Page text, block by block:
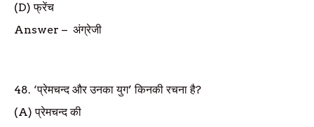
(D)फ्रेंच
Answer – अंग्रेजी
48. ‘प्रेमचन्द और उनका युग’किनकी रचना है?
(A)प्रेमचन्द की